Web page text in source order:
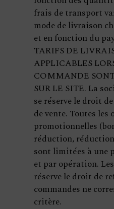
frais de transport
mode de livraison
et en fonction du
TARIFS DE
APPLICABLES
COMMANDE
SUR LE SITE. La
se réserve le droit
de vente. Toutes les
promotionnelles
réduction,
sont limitées à une
et par opération.
réserve le droit de
commandes ne
critère.